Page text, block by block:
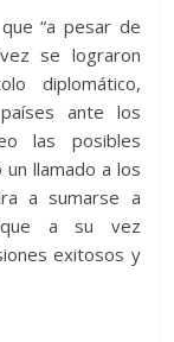
“a pesar de
se lograron
diplomático,
ante los
las posibles
llamado a los
a sumarse a
que a su vez
exitosos y